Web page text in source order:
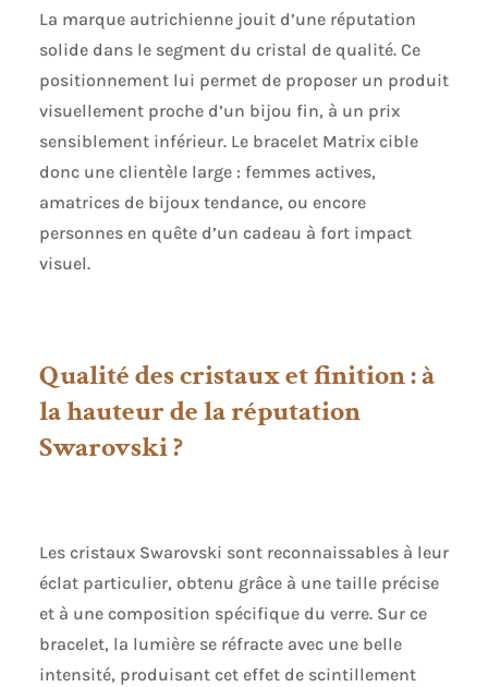
quelle tenue,
ajoutant une
touche luxueuse et
élégante Articles
livrés : 1 x Bracelet
Swarovski Subtle
collection pour
femme, chaîne de
24 cm en métal
rhodié, livré dans
La marque autrichienne jouit d’une réputation
solide dans le segment du cristal de qualité. Ce
positionnement lui permet de proposer un produit
visuellement proche d’un bijou fin, à un prix
sensiblement inférieur. Le bracelet Matrix cible
donc une clientèle large : femmes actives,
amatrices de bijoux tendance, ou encore
personnes en quête d’un cadeau à fort impact
visuel.
Qualité des cristaux et finition : à
la hauteur de la réputation
Swarovski ?
Les cristaux Swarovski sont reconnaissables à leur
éclat particulier, obtenu grâce à une taille précise
et à une composition spécifique du verre. Sur ce
bracelet, la lumière se réfracte avec une belle
intensité, produisant cet effet de scintillement